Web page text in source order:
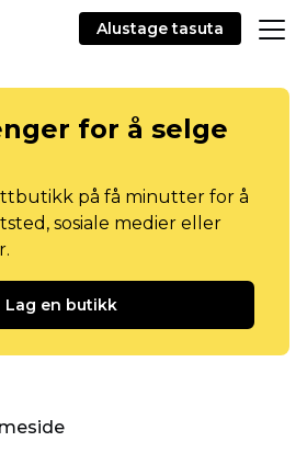
Alustage tasuta
for å selge
på få minutter for å
sosiale medier eller
Lag en butikk